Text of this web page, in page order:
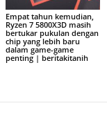
Empat tahun kemudian,
Ryzen 7 5800X3D masih
bertukar pukulan dengan
chip yang lebih baru
dalam game-game
penting | beritakitanih